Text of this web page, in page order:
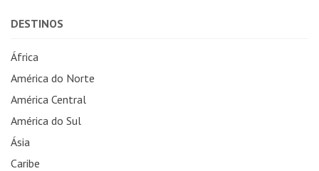
DESTINOS
África
América do Norte
América Central
América do Sul
Ásia
Caribe